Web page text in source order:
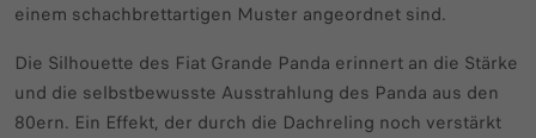
einem schachbrettartigen Muster angeordnet sind.
Die Silhouette des Fiat Grande Panda erinnert an die Stärke
und die selbstbewusste Ausstrahlung des Panda aus den
80ern. Ein Effekt, der durch die Dachreling noch verstärkt